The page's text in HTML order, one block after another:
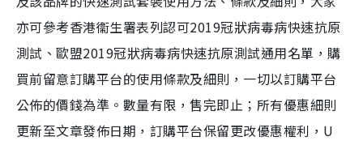
亦可參考香港衞生署表列認可2019冠狀病毒病快速抗原
測試、歐盟2019冠狀病毒病快速抗原測試通用名單，購
買前留意訂購平台的使用條款及細則，一切以訂購平台
公佈的價錢為準。數量有限，售完即止；所有優惠細則
更新至文章發佈日期，訂購平台保留更改優惠權利，U